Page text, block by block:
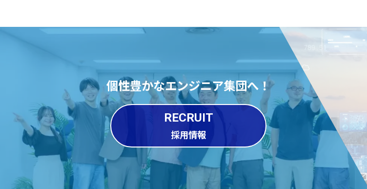
個性豊かなエンジニア集団へ！
RECRUIT
採用情報